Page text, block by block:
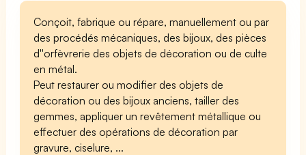
Conçoit, fabrique ou répare, manuellement ou par
des procédés mécaniques, des bijoux, des pièces
d''orfèvrerie des objets de décoration ou de culte
en métal.
Peut restaurer ou modifier des objets de
décoration ou des bijoux anciens, tailler des
gemmes, appliquer un revêtement métallique ou
effectuer des opérations de décoration par
gravure, ciselure, ...